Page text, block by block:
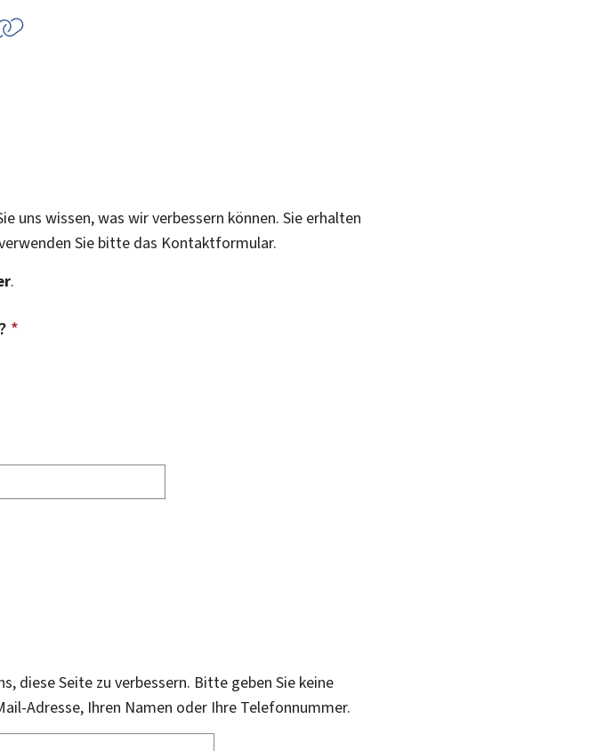
uns wissen, was wir verbessern können. Sie erhalten
Sie bitte das Kontaktformular.
.
*
diese Seite zu verbessern. Bitte geben Sie keine
Adresse, Ihren Namen oder Ihre Telefonnummer.